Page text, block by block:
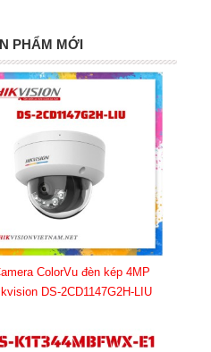
PHẨM MỚI
ColorVu đèn kép 4MP
DS-2CD1147G2H-LIU